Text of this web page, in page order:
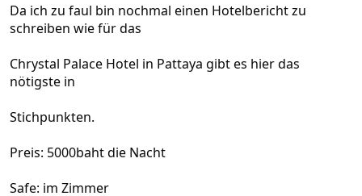
Da ich zu faul bin nochmal einen Hotelbericht zu
schreiben wie für das
Chrystal Palace Hotel in Pattaya gibt es hier das
nötigste in
Stichpunkten.
Preis: 5000baht die Nacht
Safe: im Zimmer